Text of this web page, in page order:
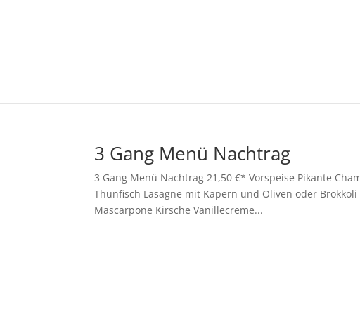
3 Gang Menü Nachtrag
3 Gang Menü Nachtrag 21,50 €* Vorspeise Pikante
Thunfisch Lasagne mit Kapern und Oliven oder
Mascarpone Kirsche Vanillecreme...